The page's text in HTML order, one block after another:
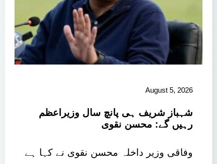
August 5, 2026
شہباز شریف ہی پانچ سال وزیراعظم
رہیں گے: محسن نقوی
وفاقی وزیر داخلہ محسن نقوی نے کہا ہے